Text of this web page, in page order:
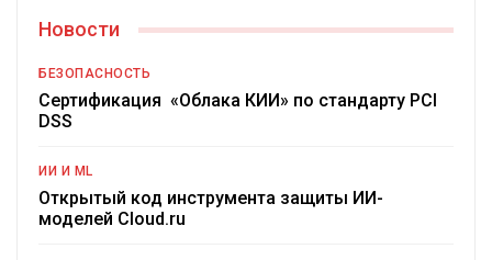
Новости
БЕЗОПАСНОСТЬ
Сертификация «Облака КИИ» по стандарту PCI
DSS
ИИ И ML
Открытый код инструмента защиты ИИ-
моделей Cloud.ru